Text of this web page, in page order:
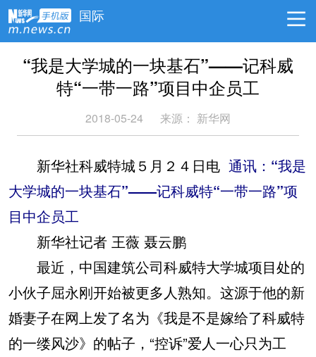
国际
“我是大学城的一块基石”——记科威
特“一带一路”项目中企员工
2018-05-24 来源： 新华网
新华社科威特城５月２４日电 通讯：“我是
大学城的一块基石”——记科威特“一带一路”项
目中企员工
新华社记者 王薇 聂云鹏
最近，中国建筑公司科威特大学城项目处的
小伙子屈永刚开始被更多人熟知。这源于他的新
婚妻子在网上发了名为《我是不是嫁给了科威特
的一缕风沙》的帖子，“控诉”爱人一心只为工